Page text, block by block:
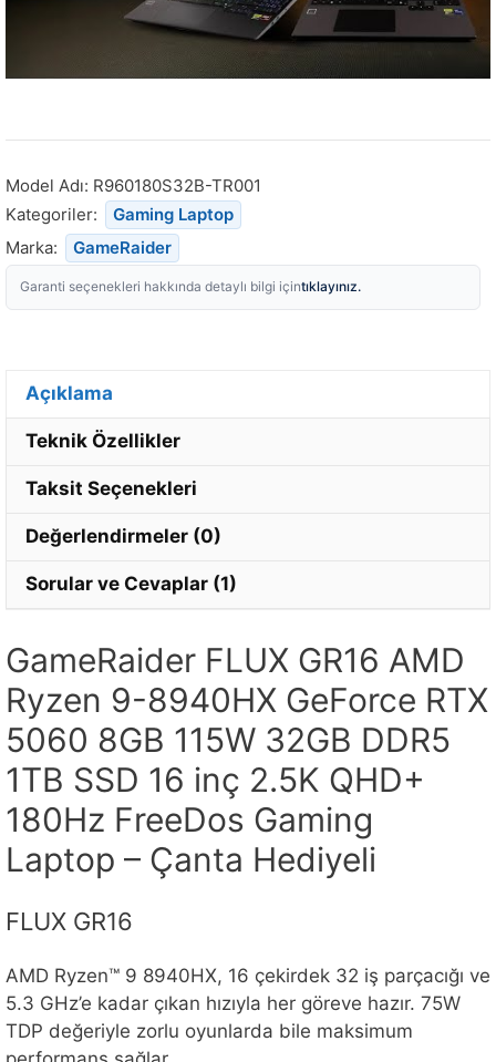
Model Adı: R960180S32B-TR001
Kategoriler:
Gaming Laptop
Marka:
GameRaider
Garanti seçenekleri hakkında detaylı bilgi içintıklayınız.
Açıklama
Teknik Özellikler
Taksit Seçenekleri
Değerlendirmeler (0)
Sorular ve Cevaplar (1)
GameRaider FLUX GR16 AMD
Ryzen 9-8940HX GeForce RTX
5060 8GB 115W 32GB DDR5
1TB SSD 16 inç 2.5K QHD+
180Hz FreeDos Gaming
Laptop – Çanta Hediyeli
FLUX GR16
AMD Ryzen™ 9 8940HX, 16 çekirdek 32 iş parçacığı ve
5.3 GHz’e kadar çıkan hızıyla her göreve hazır. 75W
TDP değeriyle zorlu oyunlarda bile maksimum